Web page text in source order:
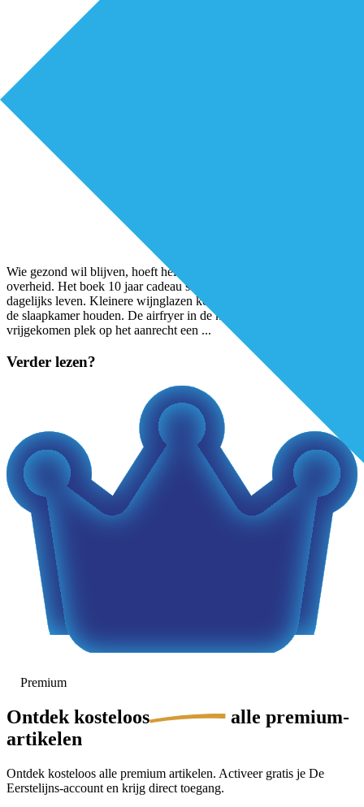
Wie gezond wil blijven, hoeft helemaal niet te wachten op de
overheid. Het boek 10 jaar cadeau staat vol met tips voor in het
dagelijks leven. Kleinere wijnglazen kopen. De smartphone buiten
de slaapkamer houden. De airfryer in de kast opbergen en op de
vrijgekomen plek op het aanrecht een ...
Verder lezen?
Premium
Ontdek kosteloos
alle premium-
artikelen
Ontdek kosteloos alle premium artikelen. Activeer gratis je De
Eerstelijns-account en krijg direct toegang.